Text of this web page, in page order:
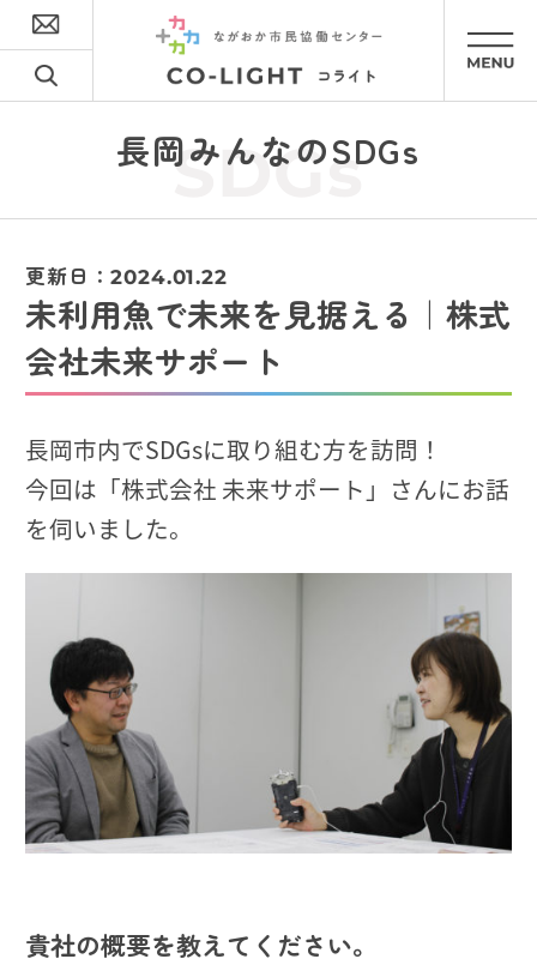
長岡みんなのSDGs
SDGs
更新日：2024.01.22
未利用魚で未来を見据える｜株式
会社未来サポート
長岡市内でSDGsに取り組む方を訪問！
今回は「株式会社 未来サポート」さんにお話
を伺いました。
貴社の概要を教えてください。